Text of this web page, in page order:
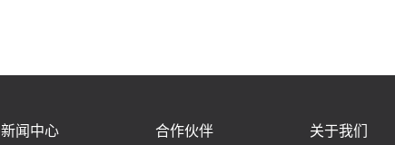
新闻中心 合作伙伴 关于我们